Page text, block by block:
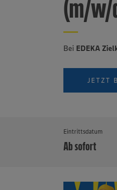
(m/
Bei EDEKA
JETZT
Eintrittsdatum
Ab sofort